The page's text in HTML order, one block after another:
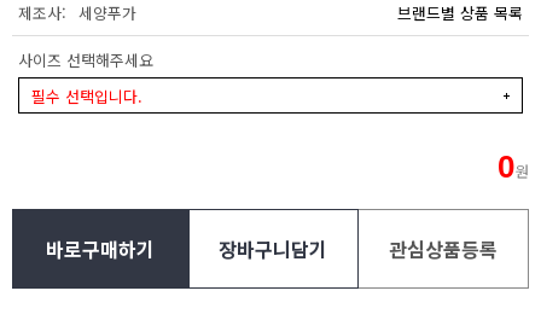
제조사 세양푸가 브랜드별 상품 목록
사이즈 선택해주세요
필수 선택입니다.
0원
바로구매하기 장바구니담기 관심상품등록